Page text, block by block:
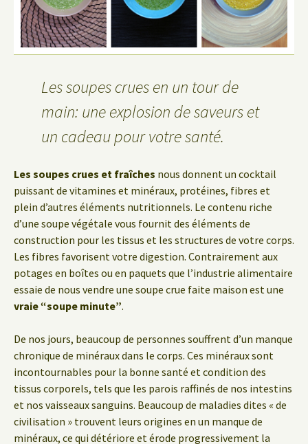
Les soupes crues en un tour de
main: une explosion de saveurs et
un cadeau pour votre santé.
Les soupes crues et fraîches nous donnent un cocktail
puissant de vitamines et minéraux, protéines, fibres et
plein d’autres éléments nutritionnels. Le contenu riche
d’une soupe végétale vous fournit des éléments de
construction pour les tissus et les structures de votre corps.
Les fibres favorisent votre digestion. Contrairement aux
potages en boîtes ou en paquets que l’industrie alimentaire
essaie de nous vendre une soupe crue faite maison est une
vraie “soupe minute”.
De nos jours, beaucoup de personnes souffrent d’un manque
chronique de minéraux dans le corps. Ces minéraux sont
incontournables pour la bonne santé et condition des
tissus corporels, tels que les parois raffinés de nos intestins
et nos vaisseaux sanguins. Beaucoup de maladies dites « de
civilisation » trouvent leurs origines en un manque de
minéraux, ce qui détériore et érode progressivement la